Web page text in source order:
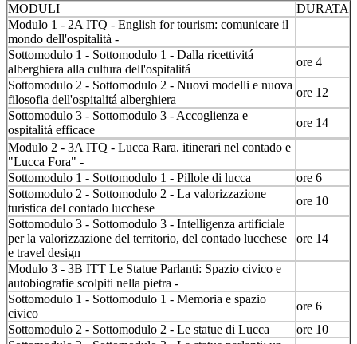
MODULI
DURATA
Modulo 1 - 2A ITQ - English for tourism: comunicare il
mondo dell'ospitalità -
Sottomodulo 1 - Sottomodulo 1 - Dalla ricettivitá
alberghiera alla cultura dell'ospitalitá
ore 4
Sottomodulo 2 - Sottomodulo 2 - Nuovi modelli e nuova
filosofia dell'ospitalitá alberghiera
ore 12
Sottomodulo 3 - Sottomodulo 3 - Accoglienza e
ospitalitá efficace
ore 14
Modulo 2 - 3A ITQ - Lucca Rara. itinerari nel contado e
"Lucca Fora" -
Sottomodulo 1 - Sottomodulo 1 - Pillole di lucca
ore 6
Sottomodulo 2 - Sottomodulo 2 - La valorizzazione
turistica del contado lucchese
ore 10
Sottomodulo 3 - Sottomodulo 3 - Intelligenza artificiale
per la valorizzazione del territorio, del contado lucchese
e travel design
ore 14
Modulo 3 - 3B ITT Le Statue Parlanti: Spazio civico e
autobiografie scolpiti nella pietra -
Sottomodulo 1 - Sottomodulo 1 - Memoria e spazio
civico
ore 6
Sottomodulo 2 - Sottomodulo 2 - Le statue di Lucca
ore 10